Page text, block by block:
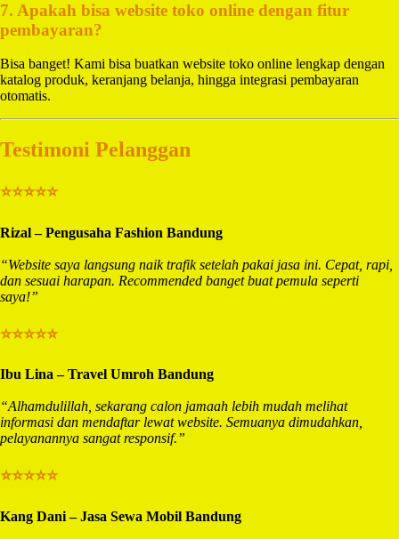
7. Apakah bisa website toko online dengan fitur
pembayaran?
Bisa banget! Kami bisa buatkan website toko online lengkap dengan
katalog produk, keranjang belanja, hingga integrasi pembayaran
otomatis.
Testimoni Pelanggan
⭐⭐⭐⭐⭐
Rizal – Pengusaha Fashion Bandung
“Website saya langsung naik trafik setelah pakai jasa ini. Cepat, rapi,
dan sesuai harapan. Recommended banget buat pemula seperti
saya!”
⭐⭐⭐⭐⭐
Ibu Lina – Travel Umroh Bandung
“Alhamdulillah, sekarang calon jamaah lebih mudah melihat
informasi dan mendaftar lewat website. Semuanya dimudahkan,
pelayanannya sangat responsif.”
⭐⭐⭐⭐⭐
Kang Dani – Jasa Sewa Mobil Bandung